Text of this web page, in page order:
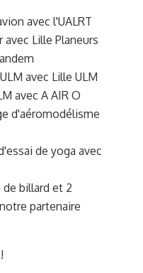
avec l'UALRT
Lille Planeurs
avec Lille ULM
avec A AIR O
d'aéromodélisme
de yoga avec
billard et 2
partenaire